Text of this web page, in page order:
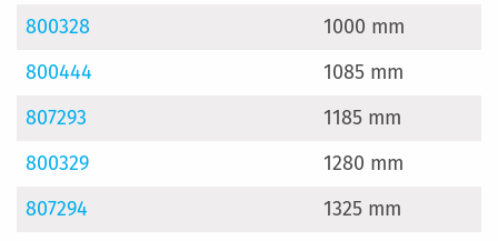
800328
1000 mm
800444
1085 mm
807293
1185 mm
800329
1280 mm
807294
1325 mm